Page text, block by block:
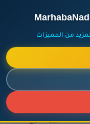
من المميزات
المزيد حول هذا الإعلان